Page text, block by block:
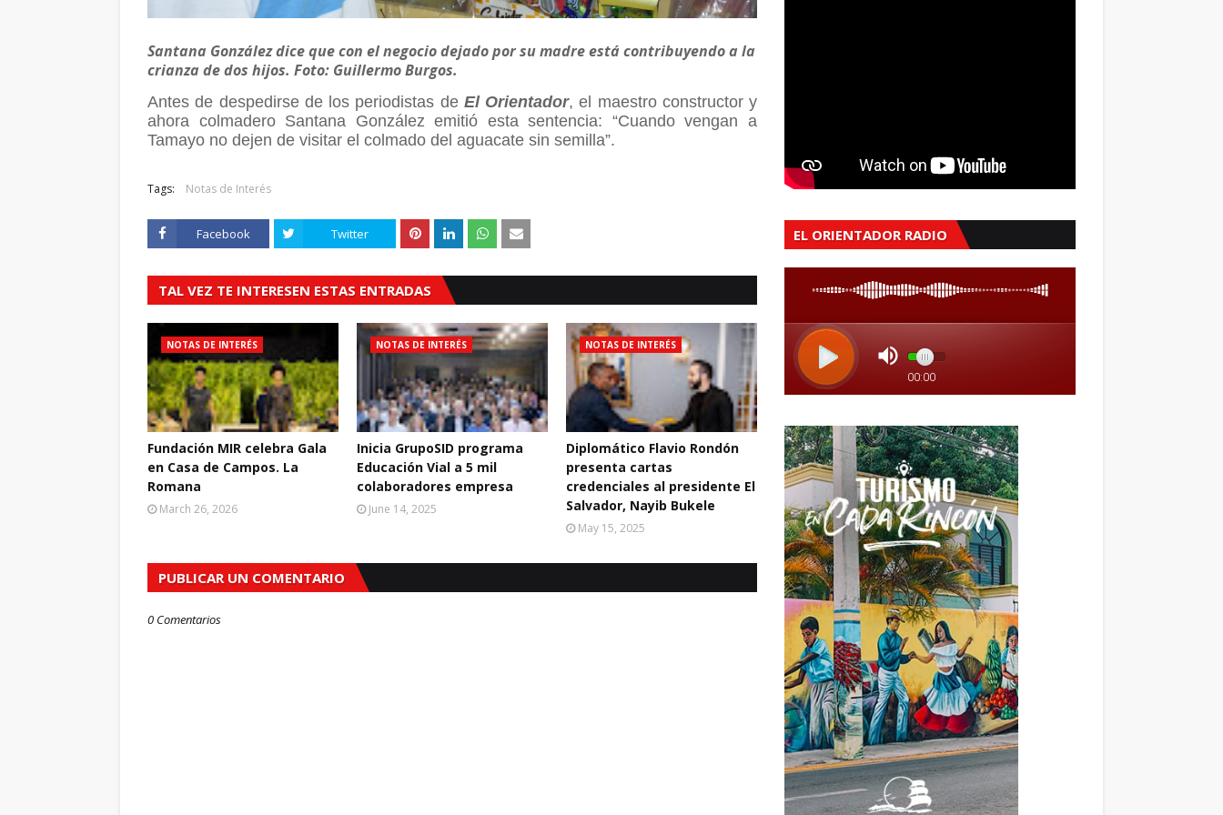
Santana González dice que con el negocio dejado por su madre está contribuyendo a la
crianza de dos hijos. Foto: Guillermo Burgos.
Antes de despedirse de los periodistas de El Orientador, el maestro constructor y
ahora colmadero Santana González emitió esta sentencia: “Cuando vengan a
Tamayo no dejen de visitar el colmado del aguacate sin semilla”.
Tags: Notas de Interés
Facebook Twitter
TAL VEZ TE INTERESEN ESTAS ENTRADAS
NOTAS DE INTERÉS
Fundación MIR celebra Gala
en Casa de Campos. La
Romana
March 26, 2026
NOTAS DE INTERÉS
Inicia GrupoSID programa
Educación Vial a 5 mil
colaboradores empresa
June 14, 2025
NOTAS DE INTERÉS
Diplomático Flavio Rondón
presenta cartas
credenciales al presidente El
Salvador, Nayib Bukele
May 15, 2025
PUBLICAR UN COMENTARIO
0 Comentarios
EL ORIENTADOR RADIO